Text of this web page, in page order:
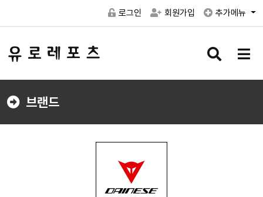
로그인 회원가입 추가메뉴
검
버
메
버
브랜드